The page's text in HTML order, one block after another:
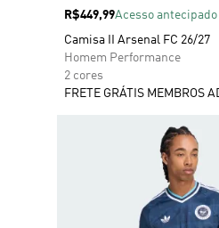
Preço
R$449,99Acesso antecipado
Camisa II Arsenal FC 26/27
Homem Performance
2 cores
FRETE GRÁTIS MEMBROS